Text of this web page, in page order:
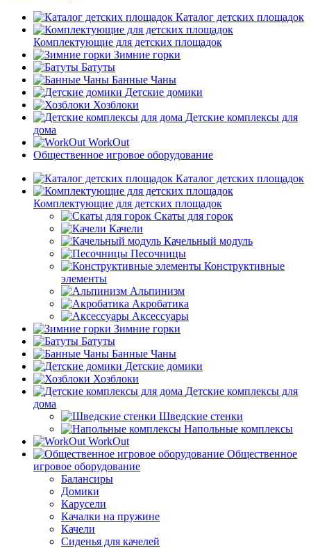
Каталог детских площадок
Комплектующие для детских площадок
Зимние горки
Батуты
Банные Чаны
Детские домики
Хозблоки
Детские комплексы для
дома
WorkOut
Общественное игровое оборудование
Каталог детских площадок
Комплектующие для детских площадок
Скаты для горок
Качели
Качельный модуль
Песочницы
Конструктивные
элементы
Альпинизм
Акробатика
Аксессуары
Зимние горки
Батуты
Банные Чаны
Детские домики
Хозблоки
Детские комплексы для
дома
Шведские стенки
Напольные комплексы
WorkOut
Общественное
игровое оборудование
Балансиры
Домики
Карусели
Качалки на пружине
Качели
Сиденья для качелей